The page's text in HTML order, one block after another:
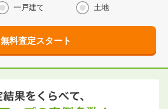
一戸建て 土地
無料査定スタート